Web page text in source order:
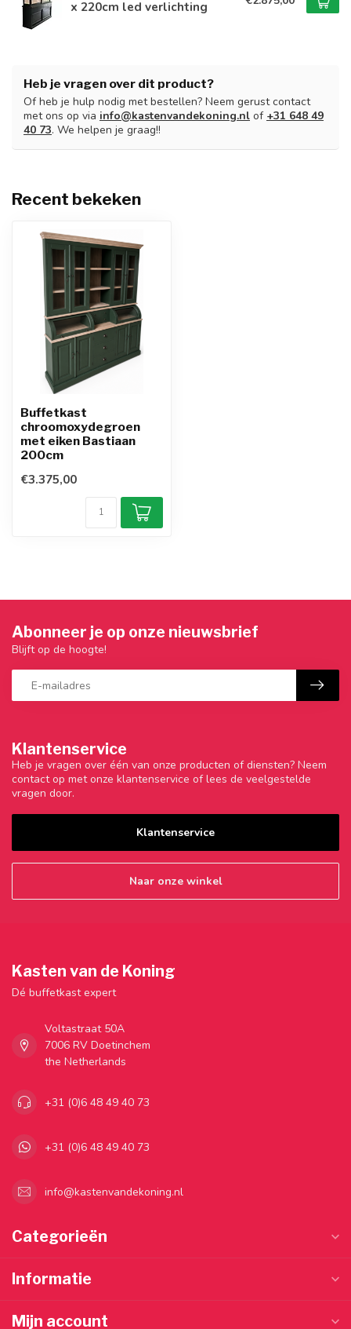
x 220cm led verlichting
Heb je vragen over dit product?
Of heb je hulp nodig met bestellen? Neem gerust contact
met ons op via info@kastenvandekoning.nl of +31 648 49
40 73. We helpen je graag!!
Recent bekeken
Buffetkast
chroomoxydegroen
met eiken Bastiaan
200cm
€3.375,00
Klantenservice
Heb je vragen over één van onze producten of diensten? Neem
contact op met onze klantenservice of lees de veelgestelde
vragen door.
Klantenservice
Naar onze winkel
Abonneer je op onze nieuwsbrief
Blijft op de hoogte!
Kasten van de Koning
Dé buffetkast expert
Voltastraat 50A
7006 RV Doetinchem
the Netherlands
+31 (0)6 48 49 40 73
+31 (0)6 48 49 40 73
info@kastenvandekoning.nl
Categorieën
Informatie
Mijn account